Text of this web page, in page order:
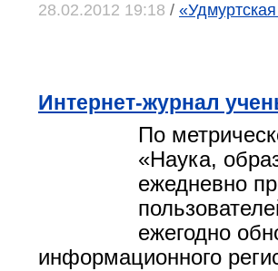
28.02.2012 19:18 /
Интернет-журнал
По
«Наука,
ежедневно
ежегодно
информационного